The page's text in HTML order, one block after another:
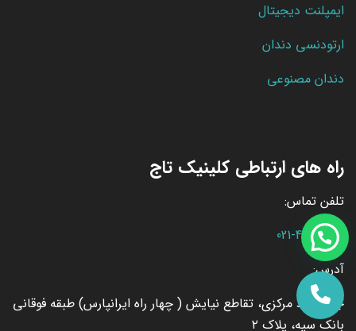
ایمپلنت دیجیتال
ارتودنسی دندان
دندان مصنوعی
راه های ارتباطی کلینیک تاج
تلفن تماس:
021-44444103
آدرس:
جنت آباد مرکزی، تقاطع نیایش ( چهار راه ایرانپارس) طبقه فوقانی
بانک سپه، پلاک ۲